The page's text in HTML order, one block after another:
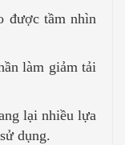
được tầm nhìn
làm giảm tải
lại nhiều lựa
dụng.